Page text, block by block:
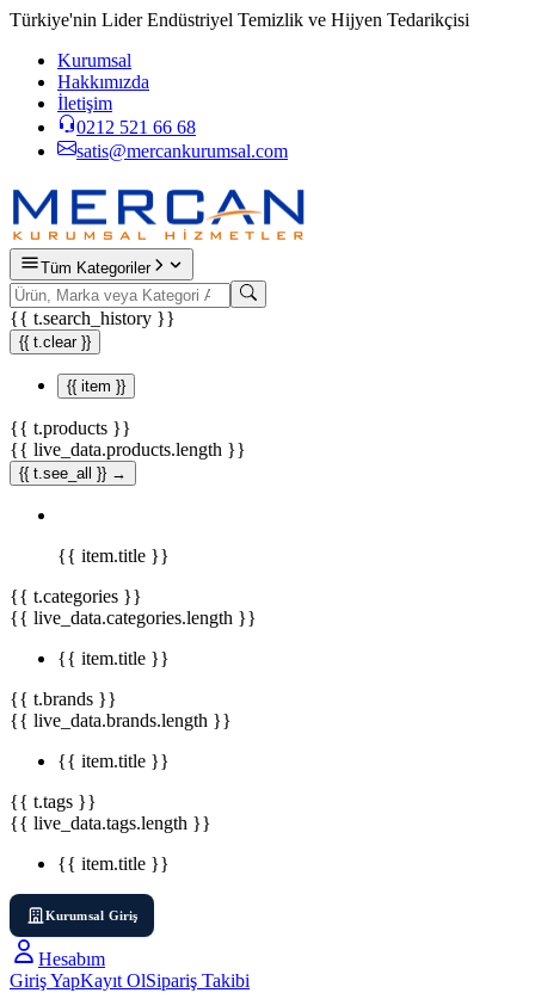
Türkiye'nin Lider Endüstriyel Temizlik ve Hijyen Tedarikçisi
Kurumsal
Hakkımızda
İletişim
0212 521 66 68
satis@mercankurumsal.com
Tüm Kategoriler
{{ t.search_history }}
{{ t.clear }}
{{ item }}
{{ t.products }}
{{ live_data.products.length }}
{{ t.see_all }} →
{{ item.title }}
{{ t.categories }}
{{ live_data.categories.length }}
{{ item.title }}
{{ t.brands }}
{{ live_data.brands.length }}
{{ item.title }}
{{ t.tags }}
{{ live_data.tags.length }}
{{ item.title }}
Kurumsal Giriş
Hesabım
Giriş YapKayıt OlSipariş Takibi